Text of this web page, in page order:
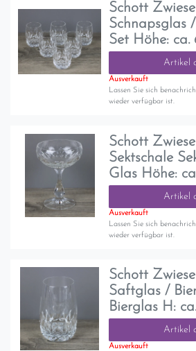
Schott
Schnapsglas
Set Höhe: ca.
Artikel
Ausverkauft
Lassen Sie sich
wieder verfügbar ist.
Schott
Sektschale
Glas Höhe:
Artikel
Ausverkauft
Lassen Sie sich
wieder verfügbar ist.
Schott
Saftglas /
Bierglas H:
Artikel
Ausverkauft